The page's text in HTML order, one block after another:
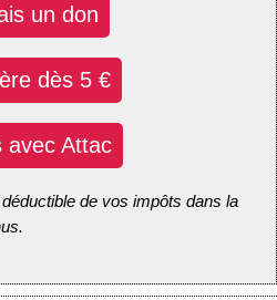
un don
dès 5 €
avec Attac
de vos impôts dans la